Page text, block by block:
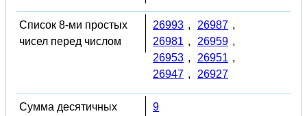
Список 8-ми простых
чисел перед числом
26993 , 26987 ,
26981 , 26959 ,
26953 , 26951 ,
26947 , 26927
Сумма десятичных
9